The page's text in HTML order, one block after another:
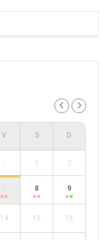
- 1 2
7 8 9
14 15 16